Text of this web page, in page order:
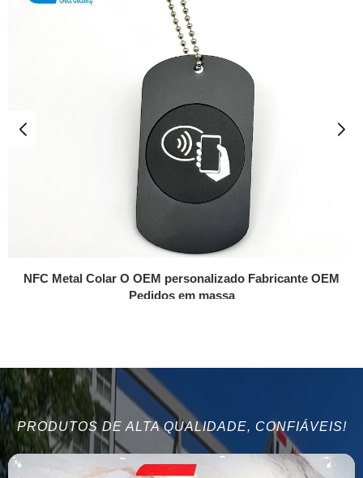
NFC Metal Colar O OEM personalizado Fabricante OEM
Pedidos em massa
PRODUTOS DE ALTA QUALIDADE, CONFIÁVEIS!